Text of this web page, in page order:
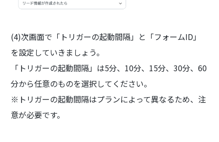
(4)次画面で「トリガーの起動間隔」と「フォームID」
を設定していきましょう。
「トリガーの起動間隔」は5分、10分、15分、30分、60
分から任意のものを選択してください。
※トリガーの起動間隔はプランによって異なるため、注
意が必要です。